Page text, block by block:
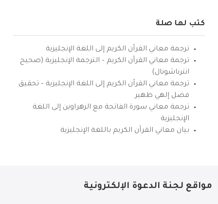
كتب لها صلة
ترجمة معاني القرآن الكريم إلى اللغة الإنجليزية
ترجمة معاني القرآن الكريم – الترجمة الإنجليزية (صحيح
انترناشونال)
ترجمة معاني القرآن الكريم إلى اللغة الإنجليزية – تحقيق
فضل إلهي ظهير
ترجمة معاني سورة الفاتحة مع الزهراوين إلى اللغة
الإنجليزية
بيان معاني القرآن الكريم باللغة الإنجليزية
مواقع لجنة الدعوة الإلكترونية